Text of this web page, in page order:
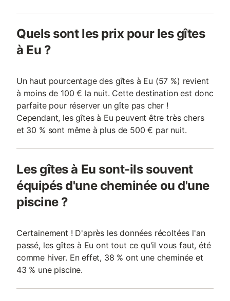
Quels sont les prix pour les gîtes
à Eu ?
Un haut pourcentage des gîtes à Eu (57 %) revient
à moins de 100 € la nuit. Cette destination est donc
parfaite pour réserver un gîte pas cher !
Cependant, les gîtes à Eu peuvent être très chers
et 30 % sont même à plus de 500 € par nuit.
Les gîtes à Eu sont-ils souvent
équipés d'une cheminée ou d'une
piscine ?
Certainement ! D'après les données récoltées l'an
passé, les gîtes à Eu ont tout ce qu'il vous faut, été
comme hiver. En effet, 38 % ont une cheminée et
43 % une piscine.